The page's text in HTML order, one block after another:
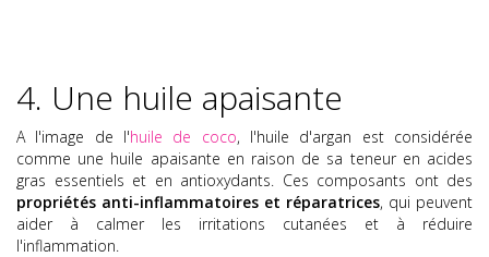
4. Une huile apaisante
A l'image de l'huile de coco, l'huile d'argan est considérée
comme une huile apaisante en raison de sa teneur en acides
gras essentiels et en antioxydants. Ces composants ont des
propriétés anti-inflammatoires et réparatrices, qui peuvent
aider à calmer les irritations cutanées et à réduire
l'inflammation.